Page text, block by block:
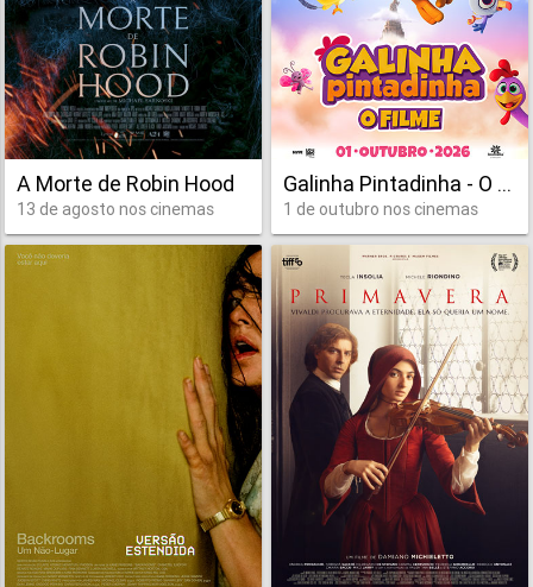
A Morte de Robin Hood
13 de agosto nos cinemas
Galinha Pintadinha - O Filme
1 de outubro nos cinemas